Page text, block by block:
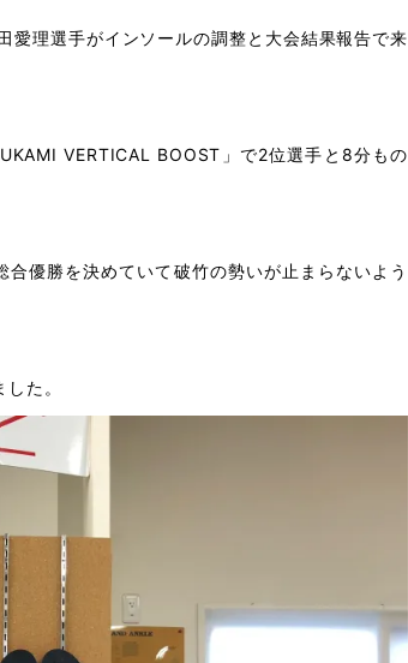
愛理選手がインソールの調整と大会結果報告で来
VERTICAL BOOST」で2位選手と8分もの
優勝を決めていて破竹の勢いが止まらないよう
た。